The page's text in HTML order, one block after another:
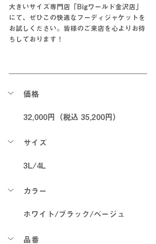
大きいサイズ専門店「Bigワールド金沢店」
にて、ぜひこの快適なフーディジャケットを
お試しください。皆様のご来店を心よりお待
ちしております！
価格
32,000円（税込 35,200円）
サイズ
3L/4L
カラー
ホワイト/ブラック/ベージュ
品番